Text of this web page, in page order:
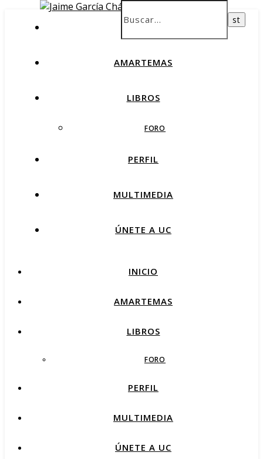
AMARTEMAS
LIBROS
FORO
PERFIL
MULTIMEDIA
ÚNETE A UC
INICIO
AMARTEMAS
LIBROS
FORO
PERFIL
MULTIMEDIA
ÚNETE A UC